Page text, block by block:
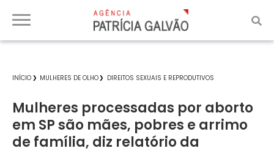
INÍCIO MULHERES DE OLHO DIREITOS SEXUAIS E REPRODUTIVOS
Mulheres processadas por aborto
em SP são mães, pobres e arrimo
de família, diz relatório da